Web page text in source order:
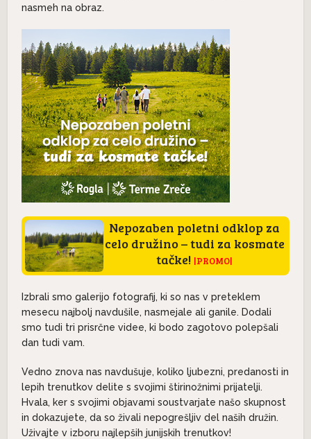
nasmeh na obraz.
Nepozaben poletni odklop za
celo družino – tudi za kosmate
tačke! |PROMO|
Izbrali smo galerijo fotografij, ki so nas v preteklem
mesecu najbolj navdušile, nasmejale ali ganile. Dodali
smo tudi tri prisrčne videe, ki bodo zagotovo polepšali
dan tudi vam.
Vedno znova nas navdušuje, koliko ljubezni, predanosti in
lepih trenutkov delite s svojimi štirinožnimi prijatelji.
Hvala, ker s svojimi objavami soustvarjate našo skupnost
in dokazujete, da so živali nepogrešljiv del naših družin.
Uživajte v izboru najlepših junijskih trenutkov!